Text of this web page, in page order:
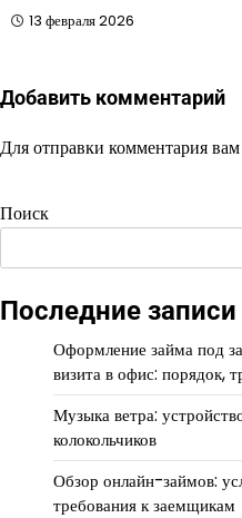
13 февраля 2026
Добавить комментарий
Для отправки комментария
Поиск
Последние записи
Оформление займа под
визита в офис: порядок,
Музыка ветра:
колокольчиков
Обзор онлайн-займов:
требования к заемщикам